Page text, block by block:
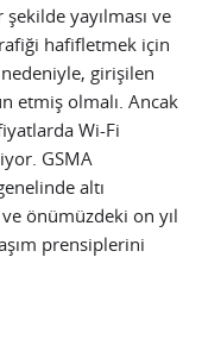
yayılması ve
hafifletmek için
girişilen
etmiş olmalı. Ancak
Wi-Fi
GSMA
altı
önümüzdeki on yıl
prensiplerini